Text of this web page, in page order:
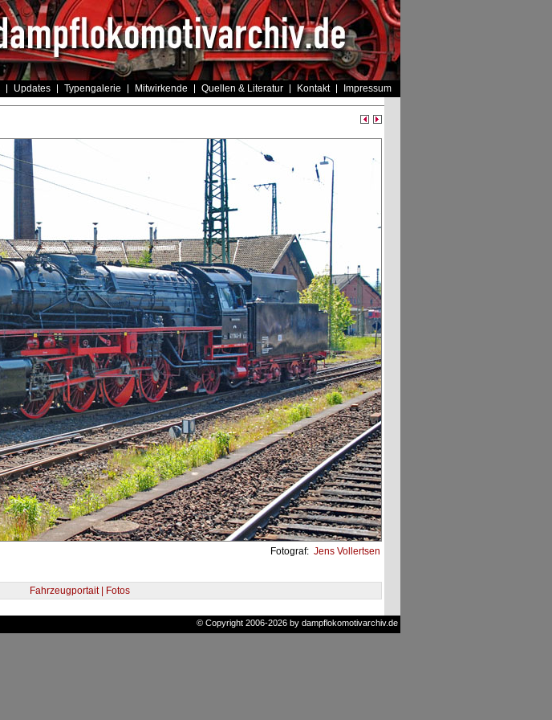
Updates Typengalerie Mitwirkende Quellen & Literatur Kontakt Impressum
Fotograf: Jens Vollertsen
Fahrzeugportait | Fotos
© Copyright 2006-2026 by dampflokomotivarchiv.de